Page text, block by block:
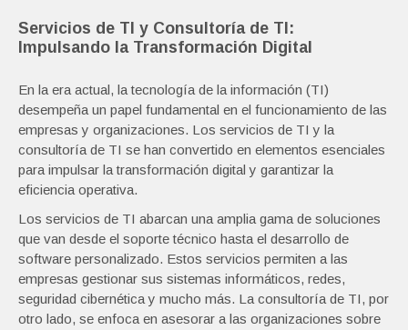
Servicios de TI y Consultoría de TI:
Impulsando la Transformación Digital
En la era actual, la tecnología de la información (TI)
desempeña un papel fundamental en el funcionamiento de las
empresas y organizaciones. Los servicios de TI y la
consultoría de TI se han convertido en elementos esenciales
para impulsar la transformación digital y garantizar la
eficiencia operativa.
Los servicios de TI abarcan una amplia gama de soluciones
que van desde el soporte técnico hasta el desarrollo de
software personalizado. Estos servicios permiten a las
empresas gestionar sus sistemas informáticos, redes,
seguridad cibernética y mucho más. La consultoría de TI, por
otro lado, se enfoca en asesorar a las organizaciones sobre